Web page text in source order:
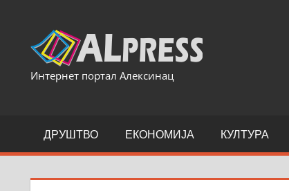
content
Интернет портал Алексинац
ДРУШТВО ЕКОНОМИЈА КУЛТУРА